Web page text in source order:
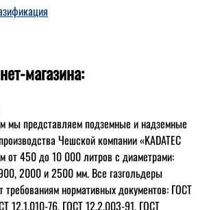
магазина:
мы представляем подземные и надземные
Чешской компании «KADATEC
от 450 до 10 000 литров с диаметрами:
2000 и 2500 мм. Все газгольдеры
требованиям нормативных документов: ГОСТ
12.1.010-76, ГОСТ 12.2.003-91, ГОСТ